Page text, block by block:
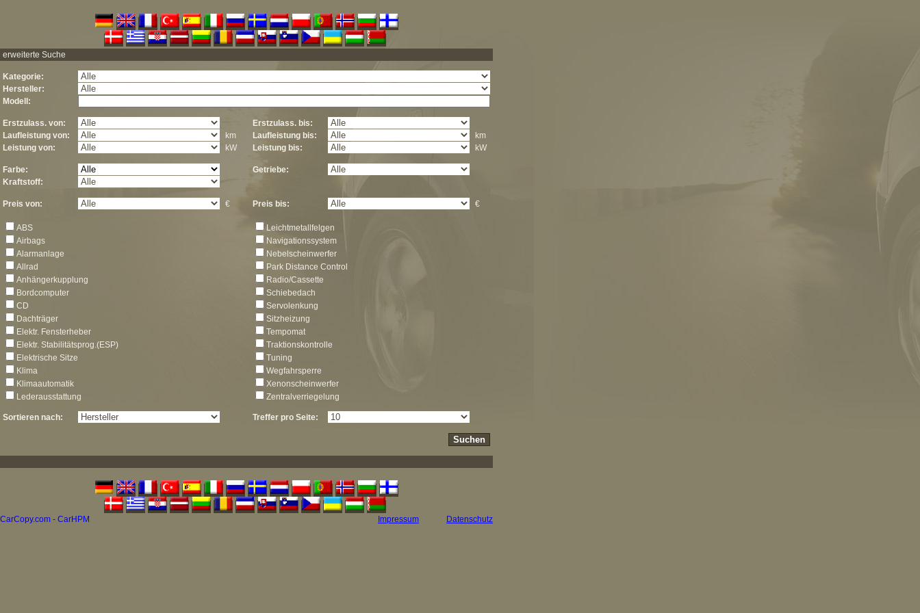
erweiterte Suche
Kategorie:
Hersteller:
Modell:
Erstzulass. von:
Erstzulass. bis:
Laufleistung von:
km Laufleistung bis:
km
Leistung von:
kW Leistung bis: kW
Farbe:
Getriebe:
Kraftstoff:
Preis von: € Preis bis: €
ABS
Airbags
Alarmanlage
Allrad
Anhängerkupplung
Bordcomputer
CD
Dachträger
Elektr. Fensterheber
Elektr. Stabilitätsprog.(ESP)
Elektrische Sitze
Klima
Klimaautomatik
Lederausstattung
Leichtmetallfelgen
Navigationssystem
Nebelscheinwerfer
Park Distance Control
Radio/Cassette
Schiebedach
Servolenkung
Sitzheizung
Tempomat
Traktionskontrolle
Tuning
Wegfahrsperre
Xenonscheinwerfer
Zentralverriegelung
Sortieren nach: Treffer pro Seite:
CarCopy.com - CarHPM Datenschutz
Impressum